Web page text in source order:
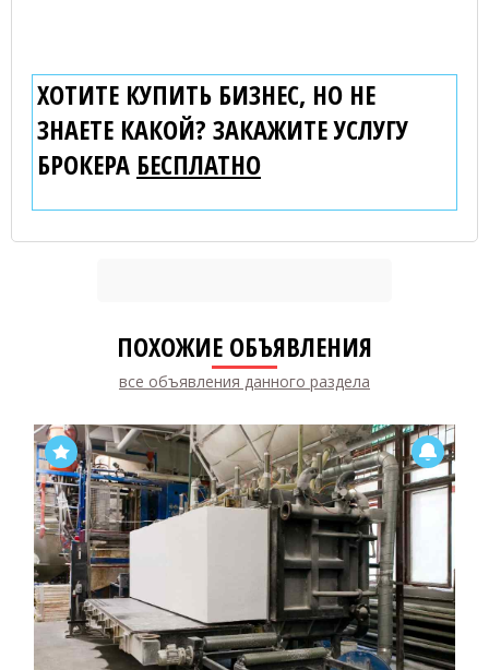
ХОТИТЕ КУПИТЬ БИЗНЕС, НО НЕ
ЗНАЕТЕ КАКОЙ? ЗАКАЖИТЕ УСЛУГУ
БРОКЕРА БЕСПЛАТНО
ПОХОЖИЕ ОБЪЯВЛЕНИЯ
все объявления данного раздела